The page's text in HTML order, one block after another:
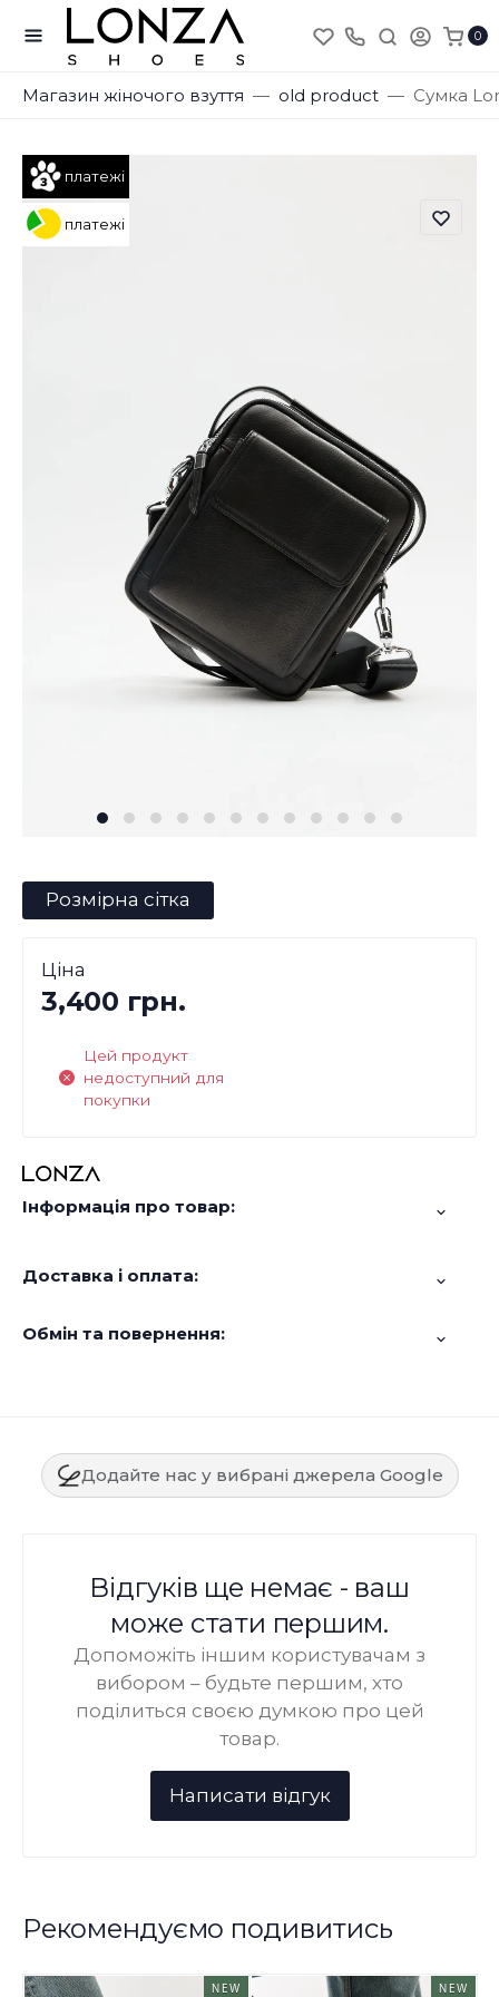
0
Магазин жіночого взуття old product Сумка
платежі
платежі
Розмірна сітка
Ціна
3,400 грн.
Цей продукт
недоступний для
покупки
Інформація про товар:
Доставка і оплата:
Обмін та повернення:
Додайте нас у вибрані джерела Google
Відгуків ще немає - ваш
може стати першим.
Допоможіть іншим користувачам з
вибором – будьте першим, хто
поділиться своєю думкою про цей
товар.
Рекомендуємо подивитись
NEW NEW